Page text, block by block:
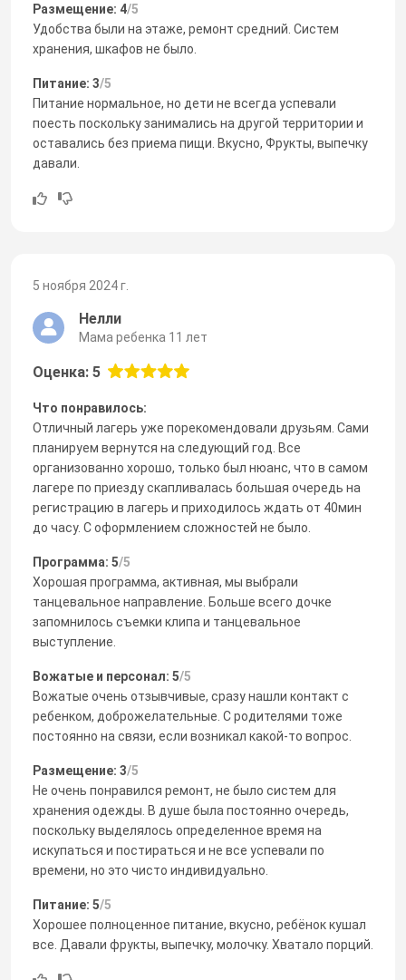
Размещение: 4/5
Удобства были на этаже, ремонт средний. Систем
хранения, шкафов не было.
Питание: 3/5
Питание нормальное, но дети не всегда успевали
поесть поскольку занимались на другой территории и
оставались без приема пищи. Вкусно, Фрукты, выпечку
давали.
5 ноября 2024 г.
Нелли
Мама ребенка 11 лет
Оценка: 5
Что понравилось:
Отличный лагерь уже порекомендовали друзьям. Сами
планируем вернутся на следующий год. Все
организованно хорошо, только был нюанс, что в самом
лагере по приезду скапливалась большая очередь на
регистрацию в лагерь и приходилось ждать от 40мин
до часу. С оформлением сложностей не было.
Программа: 5/5
Хорошая программа, активная, мы выбрали
танцевальное направление. Больше всего дочке
запомнилось съемки клипа и танцевальное
выступление.
Вожатые и персонал: 5/5
Вожатые очень отзывчивые, сразу нашли контакт с
ребенком, доброжелательные. С родителями тоже
постоянно на связи, если возникал какой-то вопрос.
Размещение: 3/5
Не очень понравился ремонт, не было систем для
хранения одежды. В душе была постоянно очередь,
поскольку выделялось определенное время на
искупаться и постираться и не все успевали по
времени, но это чисто индивидуально.
Питание: 5/5
Хорошее полноценное питание, вкусно, ребёнок кушал
все. Давали фрукты, выпечку, молочку. Хватало порций.